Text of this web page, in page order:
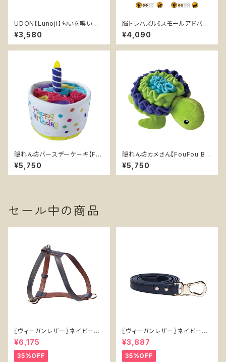
UDON【Lunoji】匂いを嗅いで
遊ぶ エンリッチメント ぬいぐる
み 犬 知育 おやつ入れ可能 ノー
ズワーク うどん
¥3,580
脳トレパズル《スモールアドバン
ス》SUDOKU 【My Intelligent
Pets】木製 嗅覚 知育玩具 トレ
ーニング ストレス解消 運動不足
¥4,090
隠れん坊バースデーケーキ【Fo
uFou Brands】 ノーズワーク
誕生日 プレゼント 犬 おもちゃ
ぬいぐるみ スナッフルマット 知
¥5,750
隠れん坊カメさん【FouFou Bra
nds】 ノーズワーク 犬 おもちゃ
ぬいぐるみ スナッフルマット 知
育 エンリッチメント
¥5,750
セール中の商品
〖ヴィーガンレザー〗ネイビーハ
ーネス【Vegan Leather Navy
Harness】
¥6,175
35%OFF
〖ヴィーガンレザー〗ネイビーリ
ード【Vegan Leather Navy L
ead】
¥3,887
35%OFF